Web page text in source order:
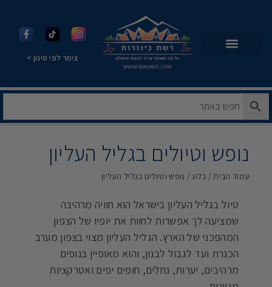
צימר לפי סינון >
נופש וטיולים בגליל העליון
עמוד הבית/ בלוג/ נופש וטיולים בגליל העליון
טיול בגליל העליון בישראל הוא חוויה מרהיבה
שמציעה לך אפשרות לחוות את יופיו של הצפון
המהפכני של הארץ. הגליל העליון מצוי בצפון מערב
הכנרת ועד לגבול לבנון, והוא מאופיין בנופים
מרהיבים, יערות, נחלים, חופים יפים ואטרקציות